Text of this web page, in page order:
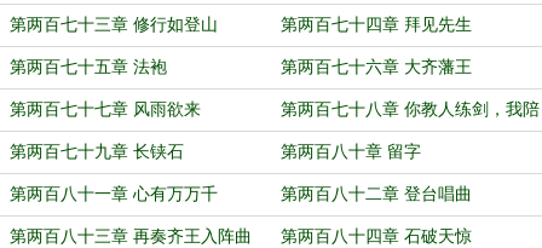
第两百七十三章 修行如登山 第两百七十四章 拜见先生
第两百七十五章 法袍 第两百七十六章 大齐藩王
第两百七十七章 风雨欲来 第两百七十八章 你教人练剑，我陪
你试剑
第两百七十九章 长铗石 第两百八十章 留字
第两百八十一章 心有万万千 第两百八十二章 登台唱曲
第两百八十三章 再奏齐王入阵曲 第两百八十四章 石破天惊